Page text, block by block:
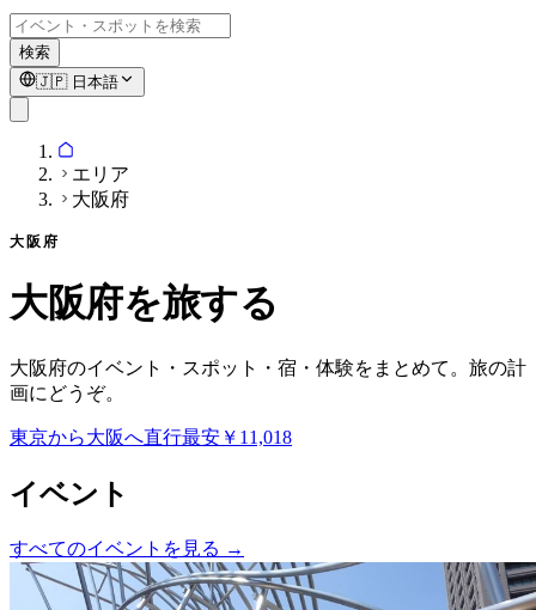
検索
🇯🇵 日本語
エリア
大阪府
大阪府
大阪府を旅する
大阪府のイベント・スポット・宿・体験をまとめて。旅の計
画にどうぞ。
東京から大阪へ直行最安 ￥11,018
イベント
すべてのイベントを見る →